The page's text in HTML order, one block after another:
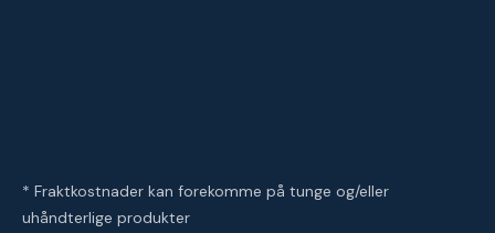
* Fraktkostnader kan forekomme på tunge og/eller
uhåndterlige produkter